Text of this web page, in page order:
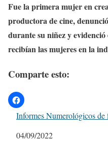
Fue la primera mujer en
productora de cine,
durante su niñez y
recibían las mujeres en la
Comparte esto:
Informes Numerológicos de
Fecha
04/09/2022